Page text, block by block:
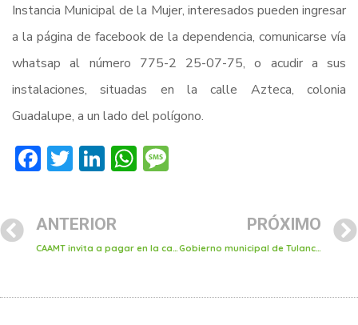
Instancia Municipal de la Mujer, interesados pueden ingresar
a la página de facebook de la dependencia, comunicarse vía
whatsap al número 775-2 25-07-75, o acudir a sus
instalaciones, situadas en la calle Azteca, colonia
Guadalupe, a un lado del polígono.
Facebook
Twitter
LinkedIn
WhatsApp
ANTERIOR
CAAMT invita a pagar en la caja móvil que recorre colonias de la ciudad
PRÓXIMO
Gobierno municipal de Tulancingo celebró el día nacional de bombero